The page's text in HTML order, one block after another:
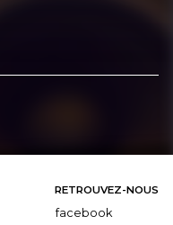
RETROUVEZ-NOUS
facebook